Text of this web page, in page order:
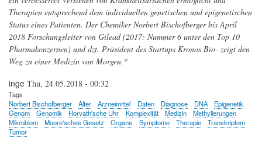
Therapien entsprechend dem individuellen genetischen und epigenetischen
Status eines Patienten. Der Chemiker Norbert Bischofberger bis April
2018 Forschungsleiter von Gilead (2017: Nummer 6 unter den Top 10
Pharmakonzernen) und dzt. Präsident des Startups Kronos Bio- zeigt den
Weg zu einer Medizin von Morgen.*
inge Thu, 24.05.2018 - 00:32
Tags
Norbert Bischofberger
Alter Arzneimittel Daten Diagnose DNA
Epigenetik
Genom
Genomik Horvath'sche Uhr Komplexität Medizin
Methylierungen
Mikrobiom
Moore'sches Gesetz Organe Symptome Therapie
Transkriptom
Tumor